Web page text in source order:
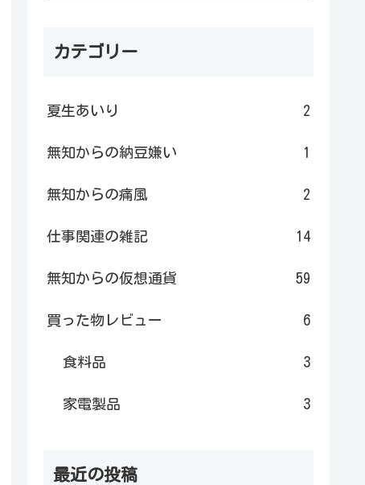
カテゴリー
夏生あいり 2
無知からの納豆嫌い 1
無知からの痛風 2
仕事関連の雑記 14
無知からの仮想通貨 59
買った物レビュー 6
食料品 3
家電製品 3
最近の投稿